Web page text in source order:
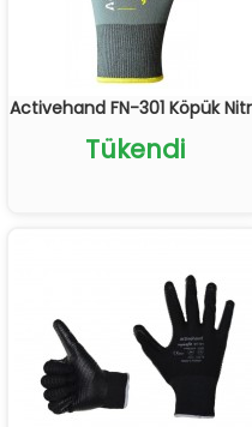
Activehand FN-301 Köpük
Tükendi